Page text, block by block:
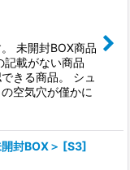
未開封BOX商品
記載がない商品
きる商品。 シュ
空気穴が僅かに
開封BOX＞ [S3]